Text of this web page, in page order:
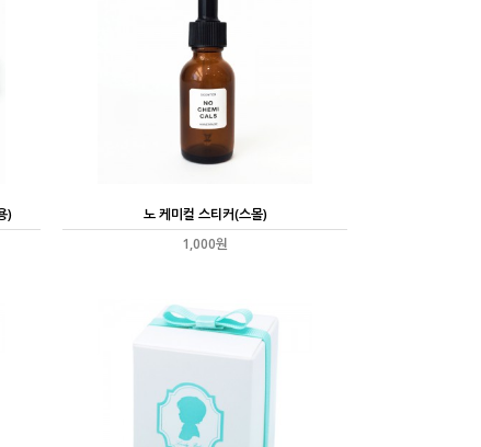
)
노 케미컬 스티커(스몰)
1,000원